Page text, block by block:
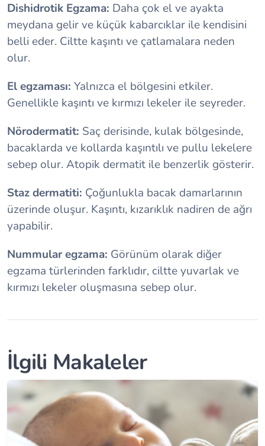
Dishidrotik Egzama: Daha çok el ve ayakta
meydana gelir ve küçük kabarcıklar ile kendisini
belli eder. Ciltte kaşıntı ve çatlamalara neden
olur.
El egzaması: Yalnızca el bölgesini etkiler.
Genellikle kaşıntı ve kırmızı lekeler ile seyreder.
Nörodermatit: Saç derisinde, kulak bölgesinde,
bacaklarda ve kollarda kaşıntılı ve pullu lekelere
sebep olur. Atopik dermatit ile benzerlik gösterir.
Staz dermatiti: Çoğunlukla bacak damarlarının
üzerinde oluşur. Kaşıntı, kızarıklık nadiren de ağrı
yapabilir.
Nummular egzama: Görünüm olarak diğer
egzama türlerinden farklıdır, ciltte yuvarlak ve
kırmızı lekeler oluşmasına sebep olur.
İlgili Makaleler